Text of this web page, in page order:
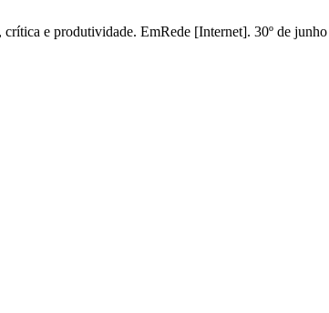
e produtividade. EmRede [Internet]. 30º de